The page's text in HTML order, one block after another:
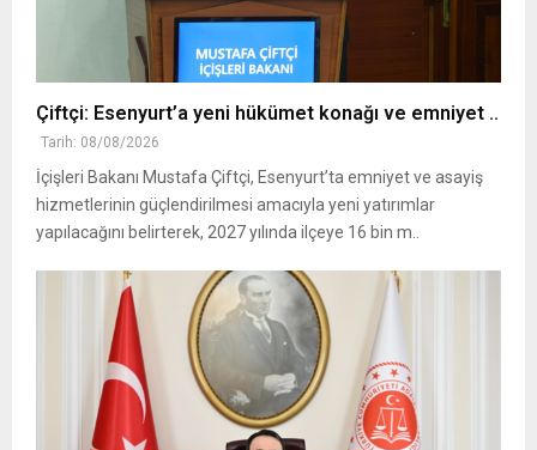
Çiftçi: Esenyurt’a yeni hükümet konağı ve emniyet ..
Tarih: 08/08/2026
İçişleri Bakanı Mustafa Çiftçi, Esenyurt’ta emniyet ve asayiş
hizmetlerinin güçlendirilmesi amacıyla yeni yatırımlar
yapılacağını belirterek, 2027 yılında ilçeye 16 bin m..